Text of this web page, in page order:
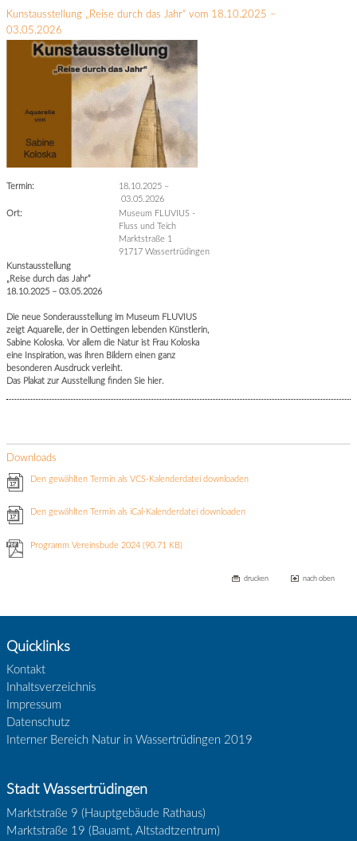
Kunstausstellung „Reise durch das Jahr“ vom 18.10.2025 –
03.05.2026
Termin: 18.10.2025 –
03.05.2026
Ort:
Museum FLUVIUS -
Fluss und Teich
Marktstraße 1
91717 Wassertrüdingen
Kunstausstellung
„Reise durch das Jahr“
18.10.2025 – 03.05.2026
Die neue Sonderausstellung im Museum FLUVIUS
zeigt Aquarelle, der in Oettingen lebenden Künstlerin,
Sabine Koloska. Vor allem die Natur ist Frau Koloska
eine Inspiration, was ihren Bildern einen ganz
besonderen Ausdruck verleiht.
Das Plakat zur Ausstellung finden Sie hier.
Downloads
Den gewählten Termin als VCS-Kalenderdatei downloaden
Den gewählten Termin als iCal-Kalenderdatei downloaden
Programm Vereinsbude 2024(90.71 KB)
drucken nach oben
Quicklinks
Kontakt
Inhaltsverzeichnis
Impressum
Datenschutz
Interner Bereich Natur in Wassertrüdingen 2019
Stadt Wassertrüdingen
Marktstraße 9 (Hauptgebäude Rathaus)
Marktstraße 19 (Bauamt, Altstadtzentrum)